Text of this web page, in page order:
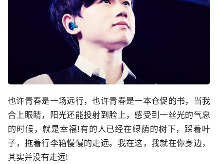
也许青春是一场远行，也许青春是一本仓促的书，当我
合上眼睛，阳光还能投射到脸上，感受到一丝光的气息
的时候，就是幸福!有的人已经在绿荫的树下，踩着叶
子，拖着行李箱慢慢的走远。我在这，我就在你身边，
其实并没有走远!